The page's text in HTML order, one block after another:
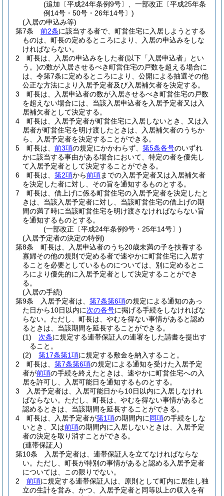
(追加〔平成24年条例9号〕、一部改正〔平成25年条
例14号・50号・26年14号〕)
(入居の申込み等)
第7条
前2条に該当する者で、町営住宅に入居しようとする
ものは、町長の定めるところにより、入居の申込みをしな
ければならない。
2
町長は、入居の申込みをした者(以下「入居申込者」とい
う。)の数が入居させるべき町営住宅の戸数を超える場合に
は、令第7条に定めるところにより、公開による抽選その他
公正な方法により入居予定者及び入居補欠者を決定する。
3
町長は、入居申込者の数が入居させるべき町営住宅の戸数
を超えない場合には、当該入居申込者を入居予定者又は入
居補欠者として決定する。
4
町長は、入居予定者が町営住宅に入居しないとき、又は入
居者が町営住宅を明け渡したときは、入居補欠者のうちか
ら、入居予定者を決定することができる。
5
町長は、 前3項の規定にかかわらず、 第5条各号のいずれ
かに該当する事由がある場合において、特定の者を優先し
て入居予定者として決定することができる。
6
町長は、 第2項から前項までの入居予定者又は入居補欠者
を決定した者に対し、その旨を通知するものとする。
7
町長は、借上げに係る町営住宅の入居予定者を決定したと
きは、当該入居予定者に対し、当該町営住宅の借上げの期
間の満了時に当該町営住宅を明け渡さなければならない旨
を通知するものとする。
(一部改正〔平成24年条例9号・25年14号〕)
(入居予定者の決定の特例)
第8条
町長は、入居申込者のうち20歳未満の子を扶養する
寡婦その他の規則で定める者で速やかに町営住宅に入居す
ることを必要としているものについては、別に定めるとこ
ろにより優先的に入居予定者として決定することができ
る。
(入居の手続)
第9条
入居予定者は、 第7条第6項の規定による通知のあっ
た日から10日以内に次の各号に掲げる手続をしなければな
らない。 ただし、町長は、やむを得ない事情があると認め
るときは、当該期間を延長することができる。
(1)
次条に規定する連帯保証人の連署をした請書を提出す
ること。
(2)
第17条第1項に規定する敷金を納入すること。
2
町長は、 第7条第6項の規定による通知を受けた入居予定
者が前項の手続を終えたときは、速やかに町営住宅への入
居を許可し、入居可能日を通知するものとする。
3
入居予定者は、入居可能日から10日以内に入居しなけれ
ばならない。 ただし、町長は、やむを得ない事情があると
認めるときは、当該期間を延長することができる。
4
町長は、入居予定者が第1項の期間内に同項の手続をしな
いとき、又は前項の期間内に入居しないときは、入居予定
者の決定を取り消すことができる。
(連帯保証人)
第10条
入居予定者は、連帯保証人を立てなければならな
い。 ただし、町長が特別の事情があると認める入居予定者
については、この限りでない。
2
前項に規定する連帯保証人は、原則として町内に居住し独
立の生計を営み、かつ、入居予定者と同等以上の収入を有